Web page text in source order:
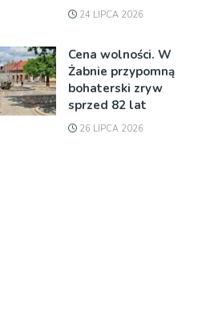
24 LIPCA 2026
Cena wolności. W
Żabnie przypomną
bohaterski zryw
sprzed 82 lat
26 LIPCA 2026